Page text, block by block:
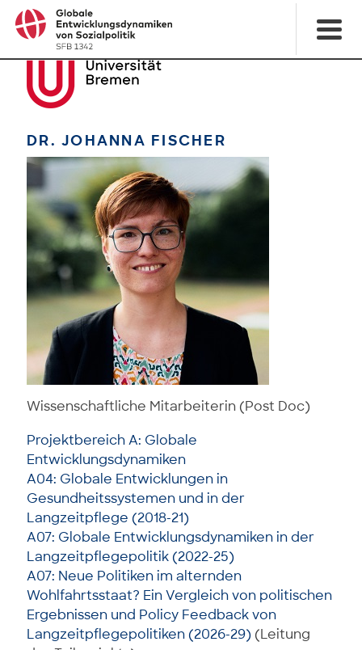
DR. JOHANNA FISCHER
Wissenschaftliche Mitarbeiterin (Post Doc)
Projektbereich A: Globale
Entwicklungsdynamiken
A04: Globale Entwicklungen in
Gesundheitssystemen und in der
Langzeitpflege (2018-21)
A07: Globale Entwicklungsdynamiken in der
Langzeitpflegepolitik (2022-25)
A07: Neue Politiken im alternden
Wohlfahrtsstaat? Ein Vergleich von politischen
Ergebnissen und Policy Feedback von
Langzeitpflegepolitiken (2026-29) (Leitung